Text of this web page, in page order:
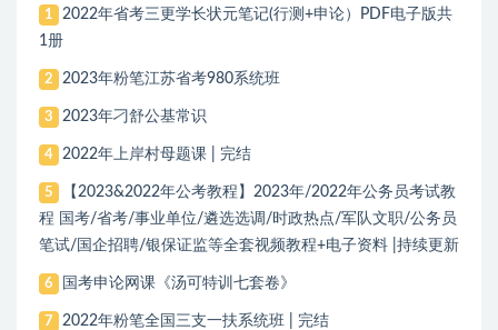
1
2022年省考三更学长状元笔记(行测+申论）PDF电子版共
1册
2 2023年粉笔江苏省考980系统班
3 2023年刁舒公基常识
4 2022年上岸村母题课 | 完结
5
【2023&2022年公考教程】2023年/2022年公务员考试教
程 国考/省考/事业单位/遴选选调/时政热点/军队文职/公务员
笔试/国企招聘/银保证监等全套视频教程+电子资料 |持续更新
6 国考申论网课《汤可特训七套卷》
7 2022年粉笔全国三支一扶系统班 | 完结